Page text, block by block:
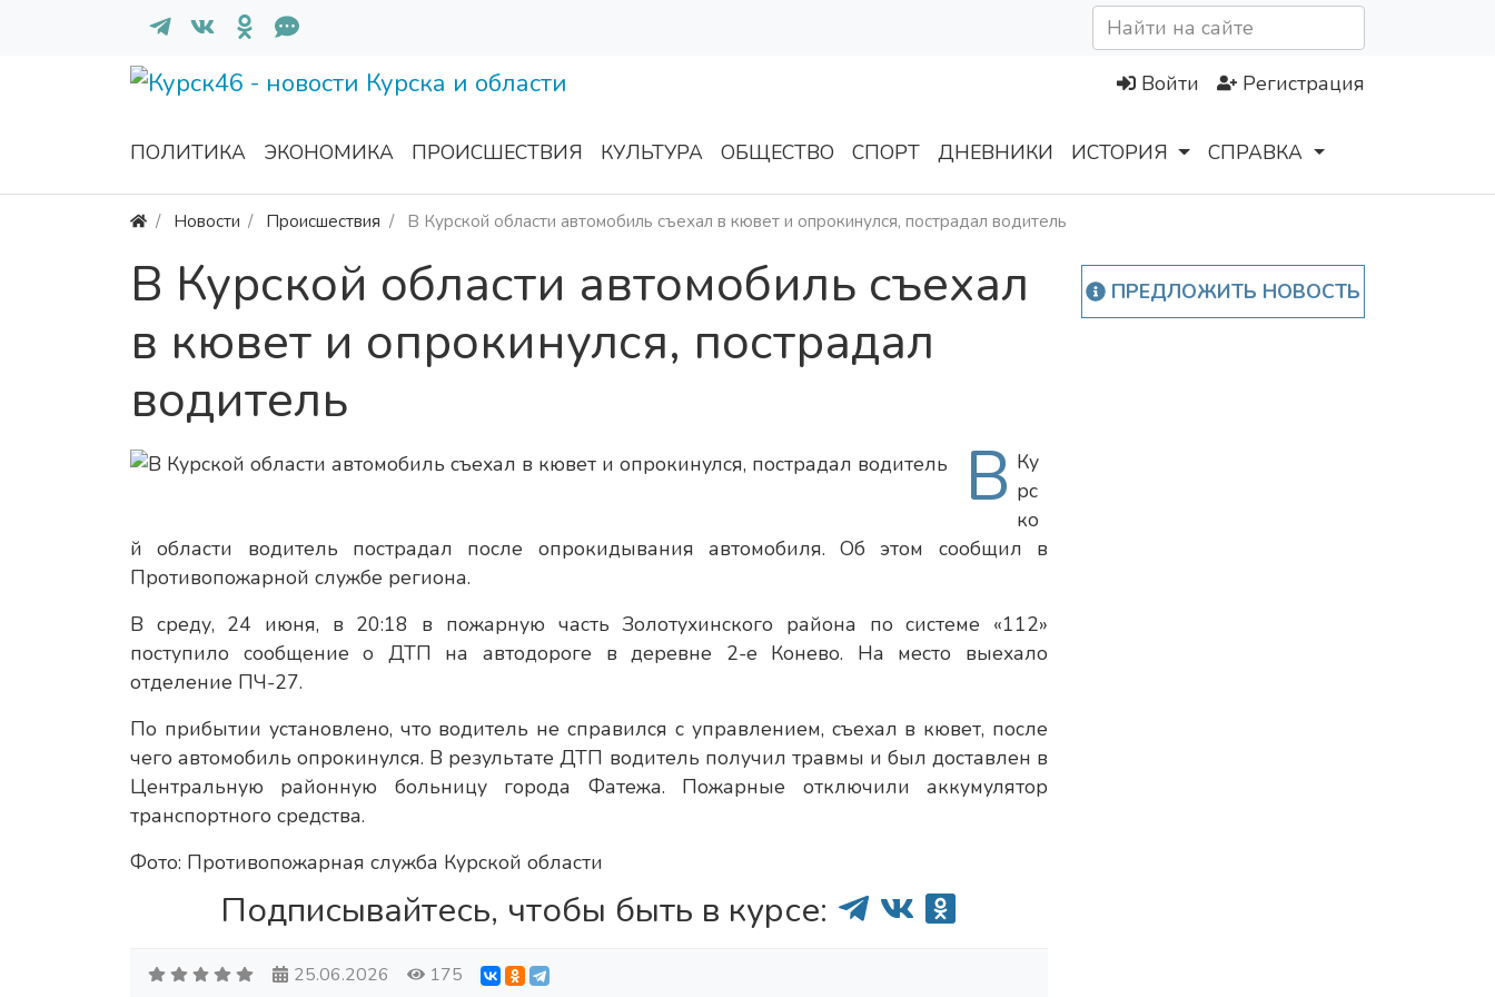
Войти Регистрация
ПОЛИТИКА ЭКОНОМИКА ПРОИСШЕСТВИЯ КУЛЬТУРА ОБЩЕСТВО СПОРТ ДНЕВНИКИ ИСТОРИЯ СПРАВКА
Новости Происшествия В Курской области автомобиль съехал в кювет и опрокинулся, пострадал водитель
В Курской области автомобиль съехал
в кювет и опрокинулся, пострадал
водитель
В Ку
рс
ко
й области водитель пострадал после опрокидывания автомобиля. Об этом сообщил в
Противопожарной службе региона.
В среду, 24 июня, в 20:18 в пожарную часть Золотухинского района по системе «112»
поступило сообщение о ДТП на автодороге в деревне 2-е Конево. На место выехало
отделение ПЧ-27.
По прибытии установлено, что водитель не справился с управлением, съехал в кювет, после
чего автомобиль опрокинулся. В результате ДТП водитель получил травмы и был доставлен в
Центральную районную больницу города Фатежа. Пожарные отключили аккумулятор
транспортного средства.
Фото: Противопожарная служба Курской области
Подписывайтесь, чтобы быть в курсе:
25.06.2026 175
ПРЕДЛОЖИТЬ НОВОСТЬ